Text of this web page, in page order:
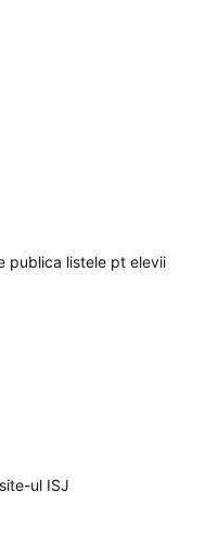
publica listele pt elevii
ul ISJ